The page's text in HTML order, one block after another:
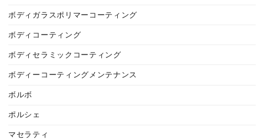
ボディガラスポリマーコーティング
ボディコーティング
ボディセラミックコーティング
ボディーコーティングメンテナンス
ボルボ
ポルシェ
マセラティ